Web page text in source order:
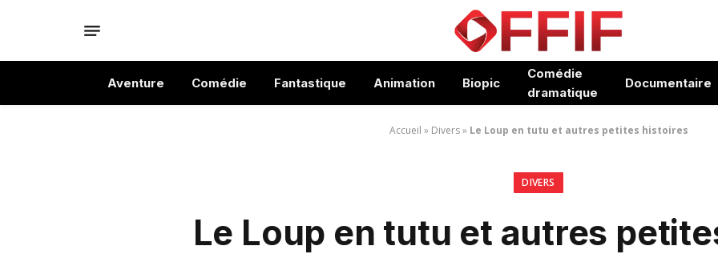
Aventure Comédie Fantastique Animation Biopic
Comédie
dramatique
Documentaire
Accueil » Divers» Le Loup en tutu et autres petites histoires
DIVERS
Le Loup en tutu et autres